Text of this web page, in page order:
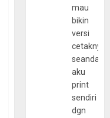
mau
bikin
versi
cetaknya
aku
print
sendiri
dgn